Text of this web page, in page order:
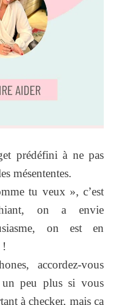
prédéfini à ne pas
mésententes.
tu veux », c’est
on a envie
on est en
!
accordez-vous
peu plus si vous
à checker, mais ça